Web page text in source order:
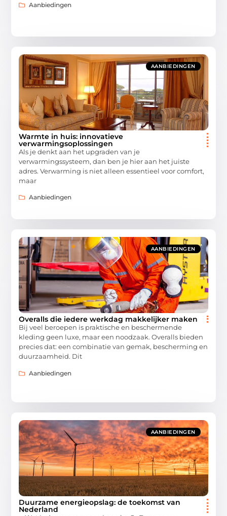
Aanbiedingen
AANBIEDINGEN
Warmte in huis: innovatieve
verwarmingsoplossingen
Als je denkt aan het upgraden van je
verwarmingssysteem, dan ben je hier aan het juiste
adres. Verwarming is niet alleen essentieel voor comfort,
maar
Aanbiedingen
AANBIEDINGEN
Overalls die iedere werkdag makkelijker maken
Bij veel beroepen is praktische en beschermende
kleding geen luxe, maar een noodzaak. Overalls bieden
precies dat: een combinatie van gemak, bescherming en
duurzaamheid. Dit
Aanbiedingen
AANBIEDINGEN
Duurzame energieopslag: de toekomst van
Nederland